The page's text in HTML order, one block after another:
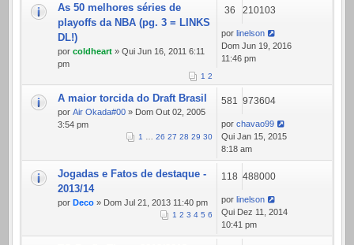
As 50 melhores séries de
playoffs da NBA (pg. 3 = LINKS
DL!)
por coldheart » Qui Jun 16, 2011 6:11
pm
1 2
36 210103
por linelson
Dom Jun 19, 2016
11:46 pm
A maior torcida do Draft Brasil
por Air Okada#00 » Dom Out 02, 2005
3:54 pm
1 26 27 28 29 30
581 973604
por chavao99
Qui Jan 15, 2015
8:18 am
Jogadas e Fatos de destaque -
2013/14
por Deco » Dom Jul 21, 2013 11:40 pm
1 2 3 4 5 6
118 488000
por linelson
Qui Dez 11, 2014
10:41 pm